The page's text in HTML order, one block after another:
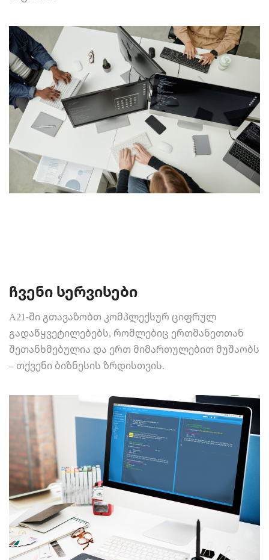
ჩვენი სერვისები
A21-ში გთავაზობთ კომპლექსურ ციფრულ
გადაწყვეტილებებს, რომლებიც ერთმანეთთან
შეთანხმებულია და ერთ მიმართულებით მუშაობს
– თქვენი ბიზნესის ზრდისთვის.